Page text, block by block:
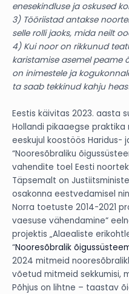
enesekindluse ja oskused
3) Tööriistad antakse
selle rolli jaoks, mida neilt
4) Kui noor on rikkunud
karistamise asemel
on inimestele ja
ta saab tekkinud kahju
Eestis käivitas 2023. aasta
Hollandi pikaaegse praktika
eeskujul koostöös Haridus-
“Nooresõbraliku
vahendite toel Eesti
Täpsemalt on
osakonna eestvedamisel
Norra toetuste 2014-2021
vaesuse vähendamine“
projektis „Alaealiste
“Nooresõbralik
2024 mitmeid
võetud mitmeid sekkumisi,
Põhjus on lihtne – taastav